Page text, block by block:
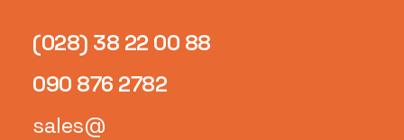
(028) 38 22 00 88
090 876 2782
sales@